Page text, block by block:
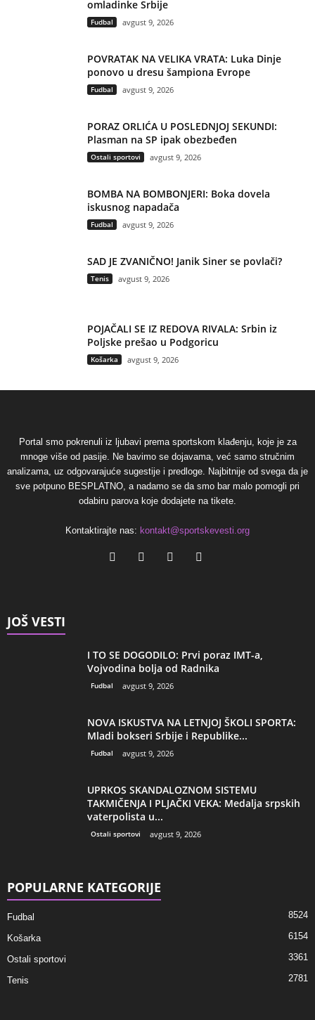
omladinke Srbije
Fudbal avgust 9, 2026
POVRATAK NA VELIKA VRATA: Luka Dinje
ponovo u dresu šampiona Evrope
Fudbal avgust 9, 2026
PORAZ ORLIĆA U POSLEDNJOJ SEKUNDI:
Plasman na SP ipak obezbeđen
Ostali sportovi avgust 9, 2026
BOMBA NA BOMBONJERI: Boka dovela
iskusnog napadača
Fudbal avgust 9, 2026
SAD JE ZVANIČNO! Janik Siner se povlači?
Tenis avgust 9, 2026
POJAČALI SE IZ REDOVA RIVALA: Srbin iz
Poljske prešao u Podgoricu
Košarka avgust 9, 2026
Portal smo pokrenuli iz ljubavi prema sportskom klađenju, koje je za
mnoge više od pasije. Ne bavimo se dojavama, već samo stručnim
analizama, uz odgovarajuće sugestije i predloge. Najbitnije od svega da je
sve potpuno BESPLATNO, a nadamo se da smo bar malo pomogli pri
odabiru parova koje dodajete na tikete.
Kontaktirajte nas: kontakt@sportskevesti.org
JOŠ VESTI
I TO SE DOGODILO: Prvi poraz IMT-a,
Vojvodina bolja od Radnika
Fudbal avgust 9, 2026
NOVA ISKUSTVA NA LETNJOJ ŠKOLI SPORTA:
Mladi bokseri Srbije i Republike...
Fudbal avgust 9, 2026
UPRKOS SKANDALOZNOM SISTEMU
TAKMIČENJA I PLJAČKI VEKA: Medalja srpskih
vaterpolista u...
Ostali sportovi avgust 9, 2026
POPULARNE KATEGORIJE
Fudbal 8524
Košarka 6154
Ostali sportovi 3361
Tenis 2781